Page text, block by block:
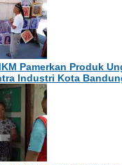
Pamerkan Produk
Industri Kota